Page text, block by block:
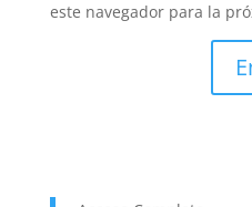
este navegador para la